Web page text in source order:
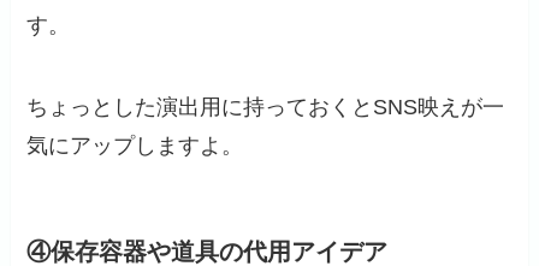
す。
ちょっとした演出用に持っておくとSNS映えが一
気にアップしますよ。
④保存容器や道具の代用アイデア